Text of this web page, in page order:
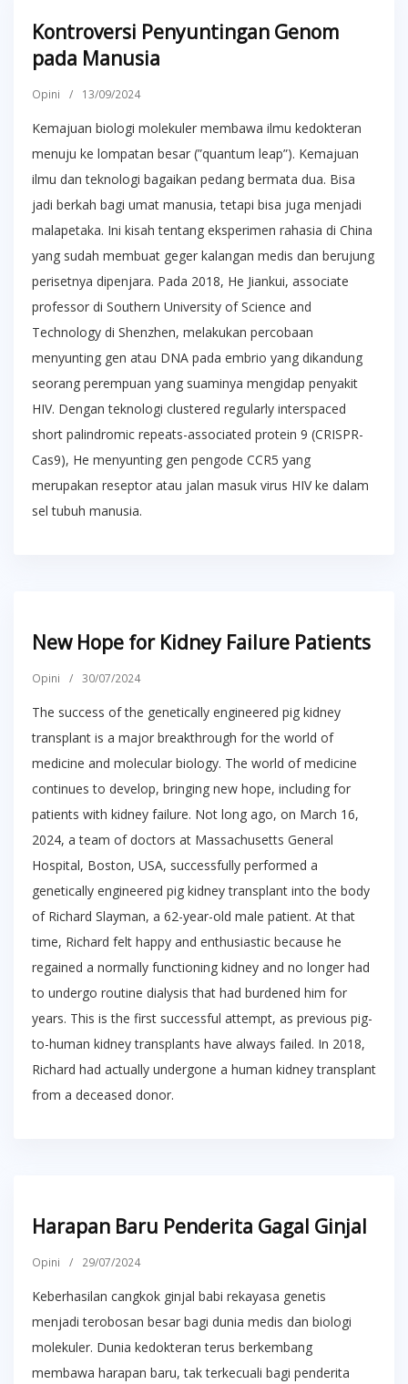
Kontroversi Penyuntingan Genom
pada Manusia
Opini / 13/09/2024
Kemajuan biologi molekuler membawa ilmu kedokteran
menuju ke lompatan besar (”quantum leap”). Kemajuan
ilmu dan teknologi bagaikan pedang bermata dua. Bisa
jadi berkah bagi umat manusia, tetapi bisa juga menjadi
malapetaka. Ini kisah tentang eksperimen rahasia di China
yang sudah membuat geger kalangan medis dan berujung
perisetnya dipenjara. Pada 2018, He Jiankui, associate
professor di Southern University of Science and
Technology di Shenzhen, melakukan percobaan
menyunting gen atau DNA pada embrio yang dikandung
seorang perempuan yang suaminya mengidap penyakit
HIV. Dengan teknologi clustered regularly interspaced
short palindromic repeats-associated protein 9 (CRISPR-
Cas9), He menyunting gen pengode CCR5 yang
merupakan reseptor atau jalan masuk virus HIV ke dalam
sel tubuh manusia.
New Hope for Kidney Failure Patients
Opini / 30/07/2024
The success of the genetically engineered pig kidney
transplant is a major breakthrough for the world of
medicine and molecular biology. The world of medicine
continues to develop, bringing new hope, including for
patients with kidney failure. Not long ago, on March 16,
2024, a team of doctors at Massachusetts General
Hospital, Boston, USA, successfully performed a
genetically engineered pig kidney transplant into the body
of Richard Slayman, a 62-year-old male patient. At that
time, Richard felt happy and enthusiastic because he
regained a normally functioning kidney and no longer had
to undergo routine dialysis that had burdened him for
years. This is the first successful attempt, as previous pig-
to-human kidney transplants have always failed. In 2018,
Richard had actually undergone a human kidney transplant
from a deceased donor.
Harapan Baru Penderita Gagal Ginjal
Opini / 29/07/2024
Keberhasilan cangkok ginjal babi rekayasa genetis
menjadi terobosan besar bagi dunia medis dan biologi
molekuler. Dunia kedokteran terus berkembang
membawa harapan baru, tak terkecuali bagi penderita